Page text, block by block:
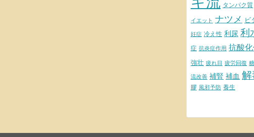
タンパク質
イエット ナツメ ビ
妊症 冷え性 利尿 利
症 抗炎症作用 抗酸化
強壮 疲れ目 疲労回復
流改善 補腎 補血 解
膠 風邪予防 養生